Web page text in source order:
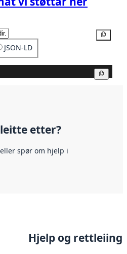
JSON-LD
etter?
spør om hjelp i
Hjelp og rettleiing